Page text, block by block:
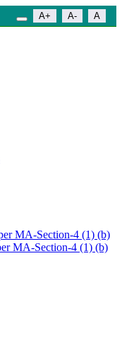
A+ A- A
MA-Section-4 (1) (b)
MA-Section-4 (1) (b)